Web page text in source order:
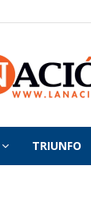
La
TRIUNFO